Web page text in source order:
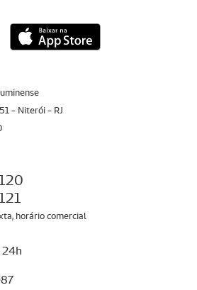
- Niterói - RJ
horário comercial